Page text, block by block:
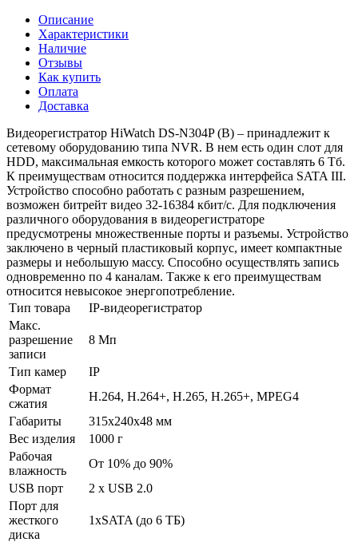
Описание
Характеристики
Наличие
Отзывы
Как купить
Оплата
Доставка
Видеорегистратор HiWatch DS-N304P (В) – принадлежит к
сетевому оборудованию типа NVR. В нем есть один слот для
HDD, максимальная емкость которого может составлять 6 Тб.
К преимуществам относится поддержка интерфейса SATA III.
Устройство способно работать с разным разрешением,
возможен битрейт видео 32-16384 кбит/с. Для подключения
различного оборудования в видеорегистраторе
предусмотрены множественные порты и разъемы. Устройство
заключено в черный пластиковый корпус, имеет компактные
размеры и небольшую массу. Способно осуществлять запись
одновременно по 4 каналам. Также к его преимуществам
относится невысокое энергопотребление.
Тип товара
IP-видеорегистратор
Макс.
разрешение
записи
8 Мп
Тип камер
IP
Формат
сжатия
H.264, H.264+, H.265, H.265+, MPEG4
Габариты
315x240x48 мм
Вес изделия
1000 г
Рабочая
влажность
От 10% до 90%
USB порт
2 x USB 2.0
Порт для
жесткого
диска
1xSATA (до 6 ТБ)